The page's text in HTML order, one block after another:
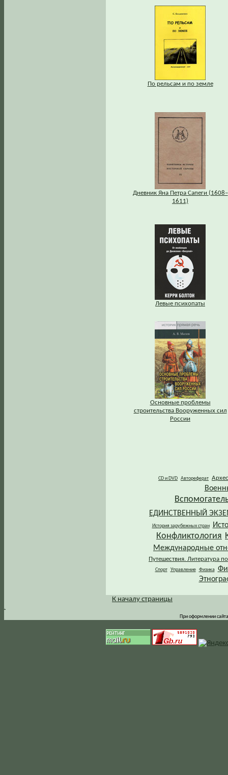
По рельсам и по земле
Дневник Яна Петра Сапеги (1608–
1611)
Левые психопаты
Основные проблемы
строительства Вооруженных сил
России
CD и DVD Автореферат
ЕДИНСТВЕННЫЙ
История зарубежных стран
Конфликтология
Международные
Путешествия. Литература
Спорт Управление Физика
.
К началу страницы
При оформлении